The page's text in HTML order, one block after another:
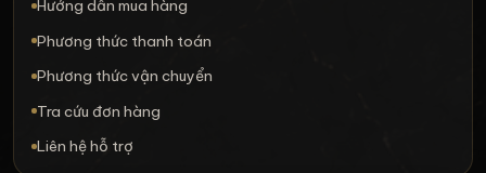
Hướng dẫn mua hàng
Phương thức thanh toán
Phương thức vận chuyển
Tra cứu đơn hàng
Liên hệ hỗ trợ